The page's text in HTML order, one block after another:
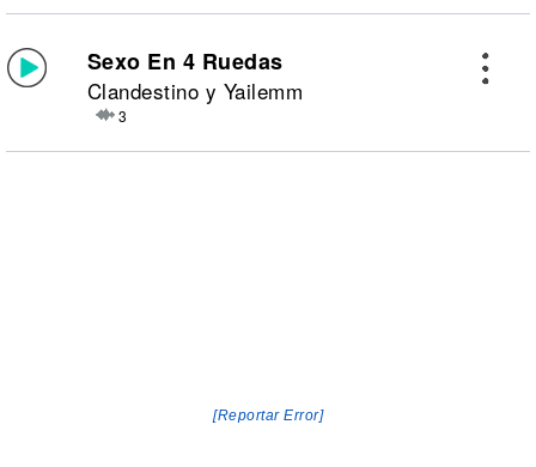
Sexo En 4 Ruedas
Clandestino y Yailemm
3
[Reportar Error]